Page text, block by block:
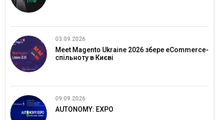
03.09.2026
Meet Magento Ukraine 2026 збере eCommerce-
спільноту в Києві
09.09.2026
AUTONOMY: EXPO